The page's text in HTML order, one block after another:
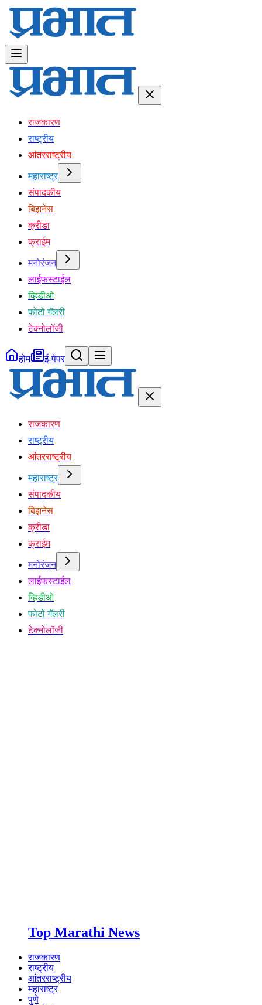
राजकारण
राष्ट्रीय
आंतरराष्ट्रीय
महाराष्ट्र
संपादकीय
बिझनेस
क्रीडा
क्राईम
मनोरंजन
लाईफस्टाईल
व्हिडीओ
फोटो गॅलरी
टेक्नोलॉजी
होम ई-पेपर
राजकारण
राष्ट्रीय
आंतरराष्ट्रीय
महाराष्ट्र
संपादकीय
बिझनेस
क्रीडा
क्राईम
मनोरंजन
लाईफस्टाईल
व्हिडीओ
फोटो गॅलरी
टेक्नोलॉजी
Top Marathi News
राजकारण
राष्ट्रीय
आंतरराष्ट्रीय
महाराष्ट्र
पुणे